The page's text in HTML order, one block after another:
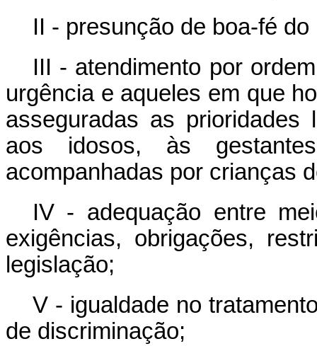
II - presunção de boa-fé do
III - atendimento por
urgência e aqueles em que
asseguradas as
aos idosos, às
acompanhadas por crianças
IV - adequação entre
exigências, obrigações,
legislação;
V - igualdade no
de discriminação;